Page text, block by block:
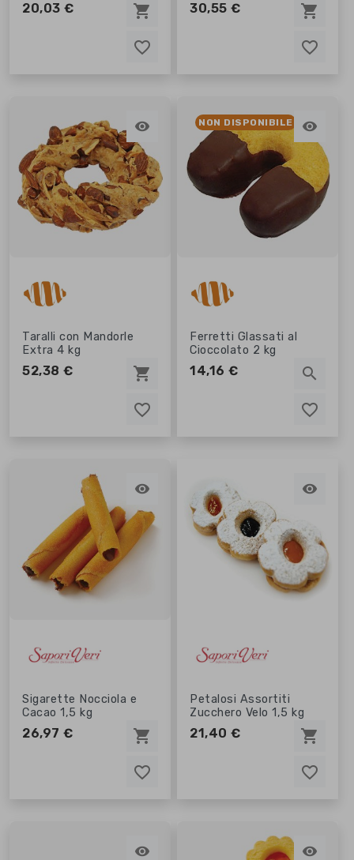
favorite_border
favorite_border
20,03 € shopping_cart
favorite_border
favorite_border
30,55 € shopping_cart

favorite_border
favorite_border
Taralli con Mandorle
Extra 4 kg
52,38 € shopping_cart
NON DISPONIBILE 
favorite_border
favorite_border
Ferretti Glassati al
Cioccolato 2 kg
14,16 € search

favorite_border
favorite_border
Sigarette Nocciola e
Cacao 1,5 kg
26,97 € shopping_cart

favorite_border
favorite_border
Petalosi Assortiti
Zucchero Velo 1,5 kg
21,40 € shopping_cart
 